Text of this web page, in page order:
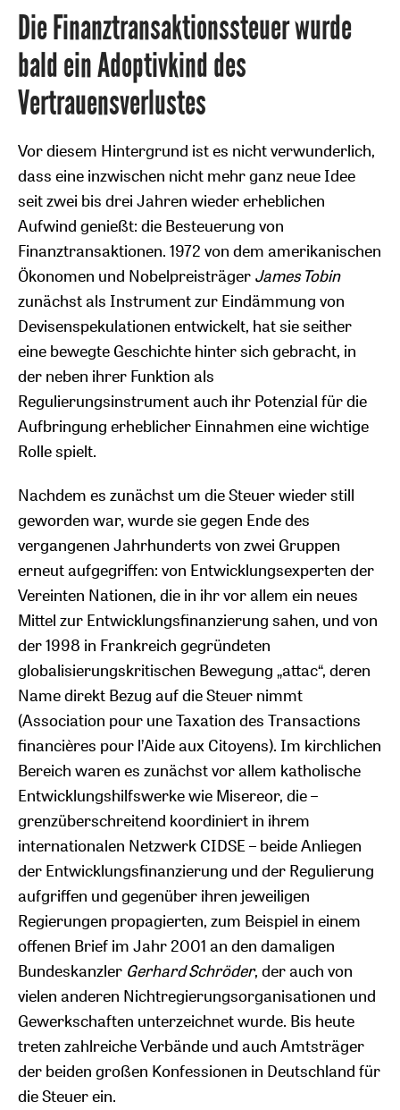
Die Finanztransaktionssteuer wurde
bald ein Adoptivkind des
Vertrauensverlustes
Vor diesem Hintergrund ist es nicht verwunderlich,
dass eine inzwischen nicht mehr ganz neue Idee
seit zwei bis drei Jahren wieder erheblichen
Aufwind genießt: die Besteuerung von
Finanztransaktionen. 1972 von dem amerikanischen
Ökonomen und Nobelpreisträger James Tobin
zunächst als Instrument zur Eindämmung von
Devisenspekulationen entwickelt, hat sie seither
eine bewegte Geschichte hinter sich gebracht, in
der neben ihrer Funktion als
Regulierungsinstrument auch ihr Potenzial für die
Aufbringung erheblicher Einnahmen eine wichtige
Rolle spielt.
Nachdem es zunächst um die Steuer wieder still
geworden war, wurde sie gegen Ende des
vergangenen Jahrhunderts von zwei Gruppen
erneut aufgegriffen: von Entwicklungsexperten der
Vereinten Nationen, die in ihr vor allem ein neues
Mittel zur Entwicklungsfinanzierung sahen, und von
der 1998 in Frankreich gegründeten
globalisierungskritischen Bewegung „attac“, deren
Name direkt Bezug auf die Steuer nimmt
(Association pour une Taxation des Transactions
financières pour l’Aide aux Citoyens). Im kirchlichen
Bereich waren es zunächst vor allem katholische
Entwicklungshilfswerke wie Misereor, die –
grenzüberschreitend koordiniert in ihrem
internationalen Netzwerk CIDSE – beide Anliegen
der Entwicklungsfinanzierung und der Regulierung
aufgriffen und gegenüber ihren jeweiligen
Regierungen propagierten, zum Beispiel in einem
offenen Brief im Jahr 2001 an den damaligen
Bundeskanzler Gerhard Schröder, der auch von
vielen anderen Nichtregierungsorganisationen und
Gewerkschaften unterzeichnet wurde. Bis heute
treten zahlreiche Verbände und auch Amtsträger
der beiden großen Konfessionen in Deutschland für
die Steuer ein.